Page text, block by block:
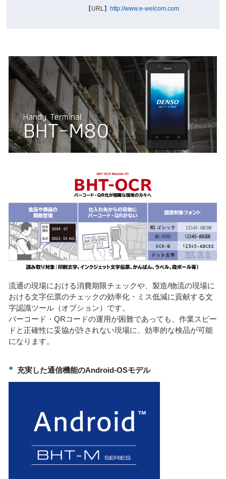
【URL】
http://www.e-welcom.com
流通の現場における消費期限チェックや、製造/物流の現場に
おける文字伝票のチェックの効率化・ミス低減に貢献する文
字認識ツール（オプション）です。
バーコード・QRコードの運用が困難であっても、作業スピー
ドと正確性に妥協が許されない現場に、効率的な検品が可能
になります。
● 充実した通信機能のAndroid-OSモデル